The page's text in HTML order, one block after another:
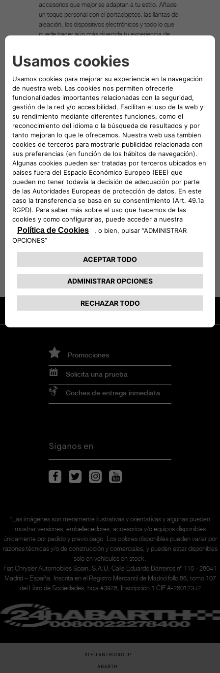
accesorios que mejor se adaptan a tu estilo. Añade
un toque personal con el portaobjetos, las llantas de
aleación, los dispositivos electrónicos y todo lo que
puede hacer aún más divertida tu experiencia de
puedes esta seguro de que encontrarás la solución
ideal para tu vehículo del grupo FCA, capaz de
Mopar es la marca posventa de los vehículos FCA y
es conocida en todo el mundo como punto de
referencia para los propietarios y los apasionados
que buscan recambios y accesorios originales para
los vehículos del grupo FCA. La finalidad de la
imagen asociada al producto en venta es solo
indicativa e ilustrativa.
DESCRIPCIÓN TÉCNICA
Bandeja específica para equipamiento Abarth
595 Turismo. Aplicación: 595 Turismo en
Nuevo Abarth 595 (2016)
Promociones
Solicita una prueba
Coches de entrega inmediata
Síganos en
*Las imágenes son meramente ilustrativas y orientativas y algunas pueden
mostrar versiones, embellecedores, accesorios y/o equipos disponibles
únicamente por pedido y previo pago. Los colores disponibles pueden variar por
razones técnicas y/o de construcción y comerciales, y pueden estar disponibles
solo en vehículos en stock.
Fiat Chrysler Automobiles Spain, S.A.U. Calle Eduardo Barreiros nº 110 - 28041
Madrid – España. Inscrita en el Registro Mercantil de Madrid follo 86, tomo 107
del Libro de Sociedades, hoja #3978, Inscripción 1 CIF A-28012342
STELLANTIS GROUP
ABARTH